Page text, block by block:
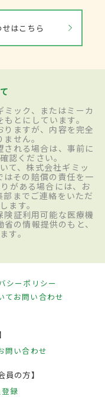
はこちら
ック、またはミーカ
とにしています。
ますが、内容を完全
せん。
れる場合は、事前に
認ください。
て、株式会社ギミッ
はその賠償の責任を一
がある場合には、お
までご連絡をいただ
ます。
証利用可能な医療機
の情報提供のもと、
す。
シーポリシー
てお問い合わせ
問い合わせ
員の方】
録